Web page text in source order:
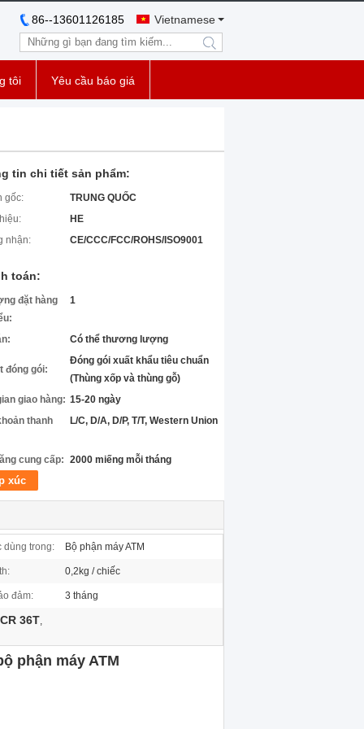
Vietnamese
86--13601126185
search
tôi Yêu cầu báo giá
tin chi tiết sản phẩm:
gốc:
TRUNG QUỐC
HE
nhận:
CE/CCC/FCC/ROHS/ISO9001
toán:
đặt hàng
1
Có thể thương lượng
đóng gói:
Đóng gói xuất khẩu tiêu chuẩn
(Thùng xốp và thùng gỗ)
giao hàng: 15-20 ngày
thanh
L/C, D/A, D/P, T/T, Western Union
cung cấp: 2000 miếng mỗi tháng
xúc
trong: Bộ phận máy ATM
0,2kg / chiếc
đảm: 3 tháng
36T,
phận máy ATM